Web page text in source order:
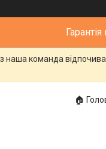
наша команда
🏠